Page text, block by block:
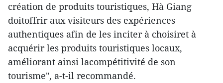
création de produits touristiques, Hà Giang
doitoffrir aux visiteurs des expériences
authentiques afin de les inciter à choisiret à
acquérir les produits touristiques locaux,
améliorant ainsi lacompétitivité de son
tourisme", a-t-il recommandé.